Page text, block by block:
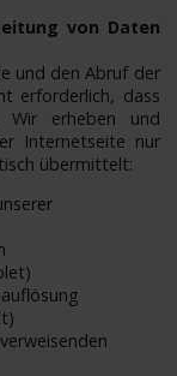
von Daten
und den Abruf der
erforderlich, dass
Wir erheben und
Internetseite nur
übermittelt: